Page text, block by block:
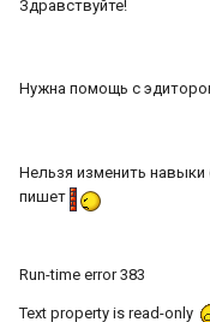
Здравствуйте!
Нужна помощь с
Нельзя изменить навыки
пишет
Run-time error 383
Text property is read-only